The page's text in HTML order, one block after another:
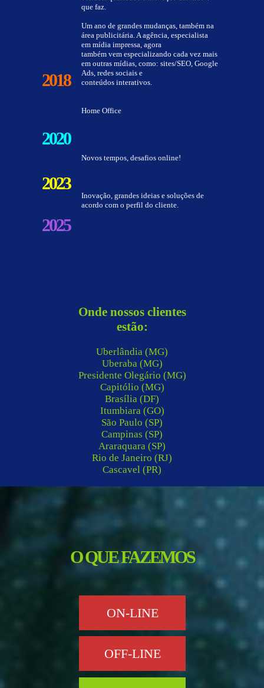
2018
2020
2023
2025
que faz.
Um ano de grandes mudanças, também na
área publicitária. A agência, especialista
em mídia impressa, agora
também vem especializando cada vez mais
em outras mídias, como: sites/SEO, Google
Ads, redes sociais e
conteúdos interativos.
Home Office
Novos tempos, desafios online!
Inovação, grandes ideias e soluções de
acordo com o perfil do cliente.
Onde nossos clientes
estão:
Uberlândia (MG)
Uberaba (MG)
Presidente Olegário (MG)
Capitólio (MG)
Brasília (DF)
Itumbiara (GO)
São Paulo (SP)
Campinas (SP)
Araraquara (SP)
Rio de Janeiro (RJ)
Cascavel (PR)
O QUE FAZEMOS
ON-LINE
OFF-LINE